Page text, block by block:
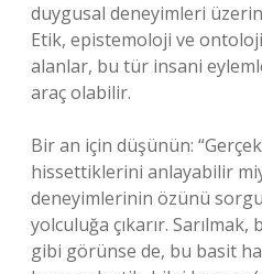
duygusal deneyimleri
Etik, epistemoloji ve
alanlar, bu tür insani
araç olabilir.
Bir an için düşünün:
hissettiklerini anlayabilir
deneyimlerinin özünü
yolculuğa çıkarır.
gibi görünse de, bu basit